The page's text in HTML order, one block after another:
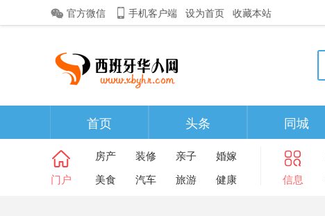
官方微信 手机客户端 设为首页 收藏本站
首页 头条 同城
门户
房产 装修 亲子
婚嫁
美食
汽车 旅游 健康 信息